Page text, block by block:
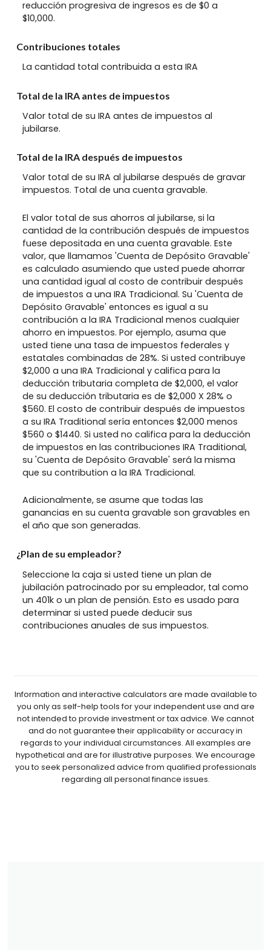
reducción progresiva de ingresos es de $0 a
$10,000.
Contribuciones totales
La cantidad total contribuida a esta IRA
Total de la IRA antes de impuestos
Valor total de su IRA antes de impuestos al
jubilarse.
Total de la IRA después de impuestos
Valor total de su IRA al jubilarse después de gravar
impuestos. Total de una cuenta gravable.
El valor total de sus ahorros al jubilarse, si la
cantidad de la contribución después de impuestos
fuese depositada en una cuenta gravable. Este
valor, que llamamos 'Cuenta de Depósito Gravable'
es calculado asumiendo que usted puede ahorrar
una cantidad igual al costo de contribuir después
de impuestos a una IRA Tradicional. Su 'Cuenta de
Depósito Gravable' entonces es igual a su
contribución a la IRA Tradicional menos cualquier
ahorro en impuestos. Por ejemplo, asuma que
usted tiene una tasa de impuestos federales y
estatales combinadas de 28%. Si usted contribuye
$2,000 a una IRA Tradicional y califica para la
deducción tributaria completa de $2,000, el valor
de su deducción tributaria es de $2,000 X 28% o
$560. El costo de contribuir después de impuestos
a su IRA Traditional sería entonces $2,000 menos
$560 o $1440. Si usted no califica para la deducción
de impuestos en las contribuciones IRA Traditional,
su 'Cuenta de Depósito Gravable' será la misma
que su contribution a la IRA Tradicional.
Adicionalmente, se asume que todas las
ganancias en su cuenta gravable son gravables en
el año que son generadas.
¿Plan de su empleador?
Seleccione la caja si usted tiene un plan de
jubilación patrocinado por su empleador, tal como
un 401k o un plan de pensión. Esto es usado para
determinar si usted puede deducir sus
contribuciones anuales de sus impuestos.
Information and interactive calculators are made available to
you only as self-help tools for your independent use and are
not intended to provide investment or tax advice. We cannot
and do not guarantee their applicability or accuracy in
regards to your individual circumstances. All examples are
hypothetical and are for illustrative purposes. We encourage
you to seek personalized advice from qualified professionals
regarding all personal finance issues.